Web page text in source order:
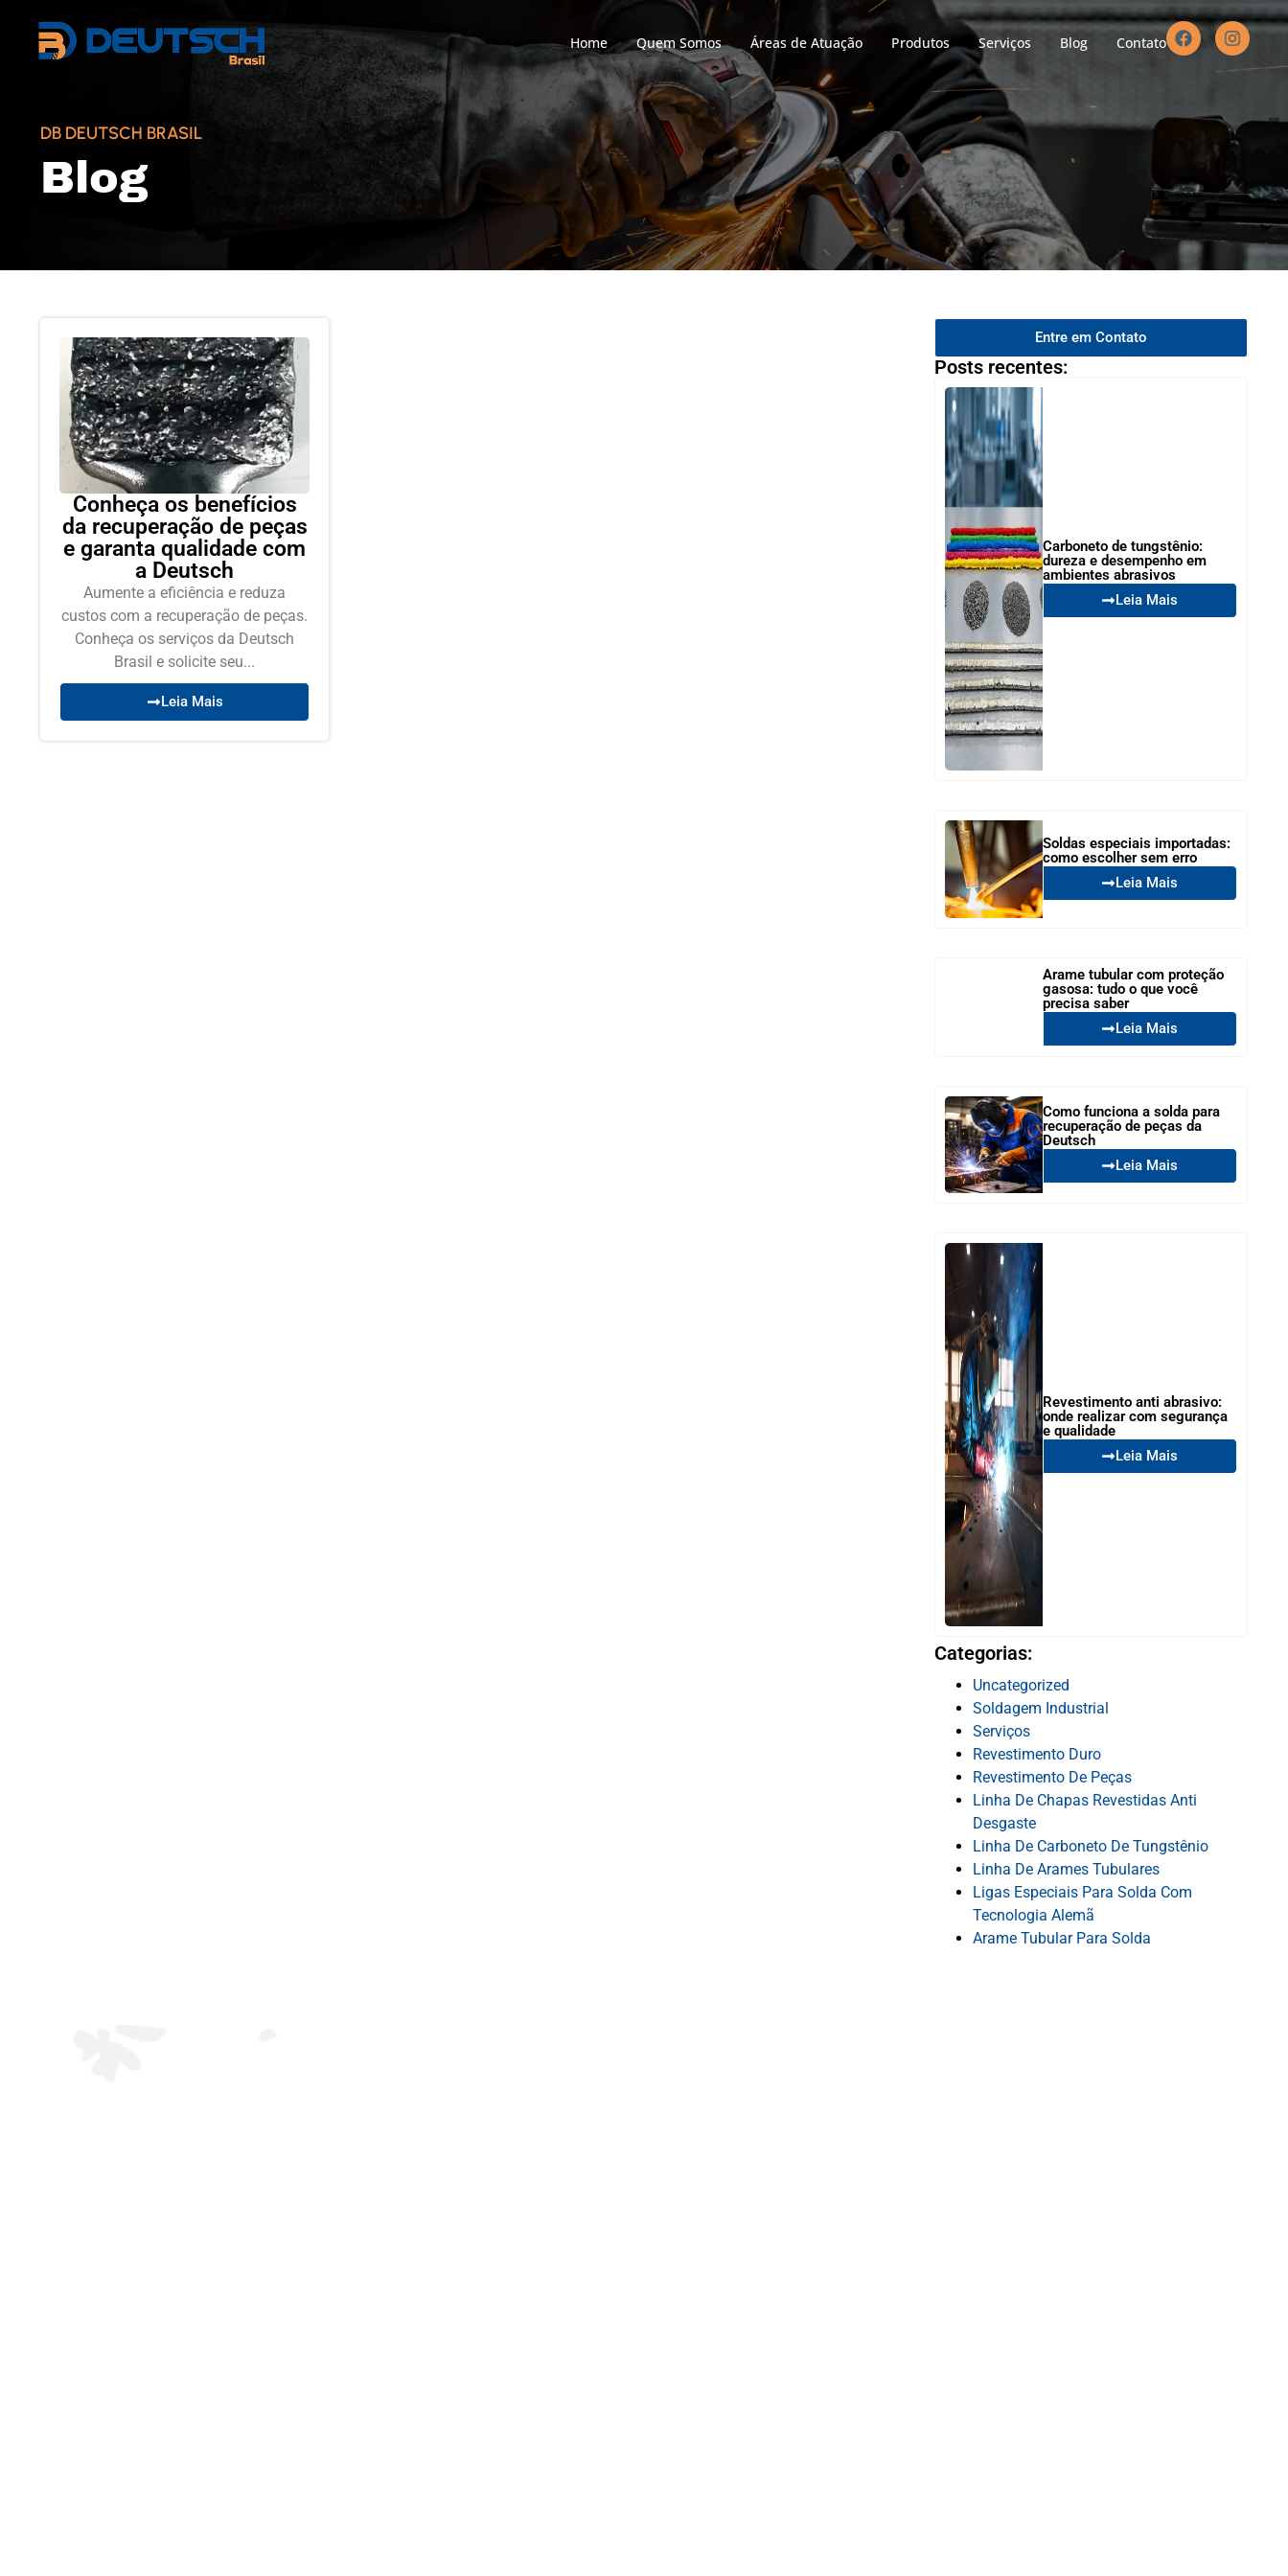
Home Quem Somos Áreas de Atuação Produtos Serviços Blog Contato
DB DEUTSCH BRASIL
Blog
Conheça os benefícios
da recuperação de peças
e garanta qualidade com
a Deutsch
Aumente a eficiência e reduza
custos com a recuperação de peças.
Conheça os serviços da Deutsch
Brasil e solicite seu...
Leia Mais
Entre em Contato
Posts recentes:
Carboneto de tungstênio:
dureza e desempenho em
ambientes abrasivos
Leia Mais
Soldas especiais importadas:
como escolher sem erro
Leia Mais
Arame tubular com proteção
gasosa: tudo o que você
precisa saber
Leia Mais
Como funciona a solda para
recuperação de peças da
Deutsch
Leia Mais
Revestimento anti abrasivo:
onde realizar com segurança
e qualidade
Leia Mais
Categorias:
Uncategorized
Soldagem Industrial
Serviços
Revestimento Duro
Revestimento De Peças
Linha De Chapas Revestidas Anti
Desgaste
Linha De Carboneto De Tungstênio
Linha De Arames Tubulares
Ligas Especiais Para Solda Com
Tecnologia Alemã
Arame Tubular Para Solda